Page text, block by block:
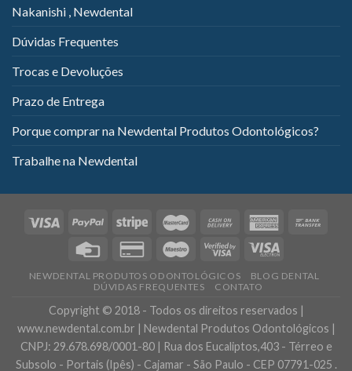
Nakanishi , Newdental
Dúvidas Frequentes
Trocas e Devoluções
Prazo de Entrega
Porque comprar na Newdental Produtos Odontológicos?
Trabalhe na Newdental
NEWDENTAL PRODUTOS ODONTOLÓGICOS
BLOG DENTAL
DÚVIDAS FREQUENTES
CONTATO
Copyright © 2018 - Todos os direitos reservados |
www.newdental.com.br | Newdental Produtos Odontológicos |
CNPJ: 29.678.698/0001-80 | Rua dos Eucaliptos,403 - Térreo e
Subsolo - Portais (Ipês) - Cajamar - São Paulo - CEP 07791-025 .